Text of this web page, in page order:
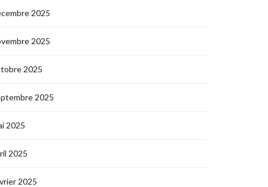
2025
2025
2025
2025
2025
2025
2025